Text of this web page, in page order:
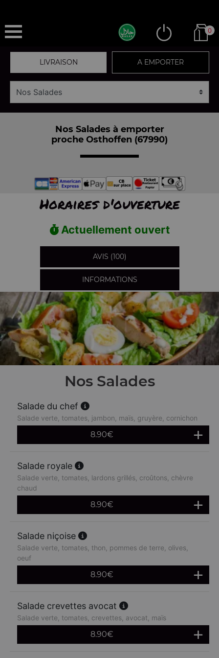
0
LIVRAISON A EMPORTER
Nos Salades à emporter
proche Osthoffen (67990)
Horaires d'ouverture
Actuellement ouvert
AVIS (100)
INFORMATIONS
Nos Salades
Salade du chef
Salade verte, tomates, jambon, maïs, gruyère, cornichon
8.90€
Salade royale
Salade verte, tomates, lardons grillés, croûtons, chèvre
chaud
8.90€
Salade niçoise
Salade verte, tomates, thon, pommes de terre, olives,
oeuf
8.90€
Salade crevettes avocat
Salade verte, tomates, crevettes, avocat, maïs
8.90€